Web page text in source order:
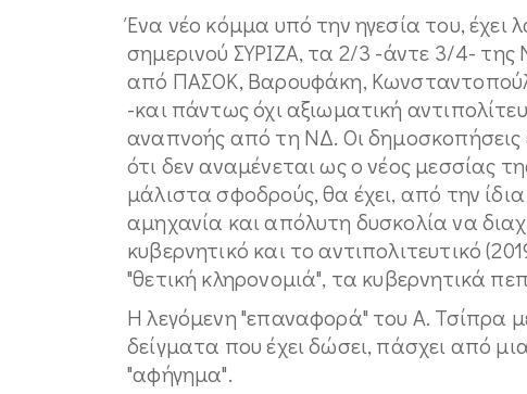
Ένα νέο κόμμα υπό την ηγεσία του, έχει
σημερινού ΣΥΡΙΖΑ, τα 2/3 -άντε 3/4-
από ΠΑΣΟΚ, Βαρουφάκη,
-και πάντως όχι αξιωματική
αναπνοής από τη ΝΔ. Οι δημοσκοπήσεις
ότι δεν αναμένεται ως ο νέος μεσσίας
μάλιστα σφοδρούς, θα έχει, από την
αμηχανία και απόλυτη δυσκολία να
κυβερνητικό και το αντιπολιτευτικό
"θετική κληρονομιά", τα κυβερνητικά
Η λεγόμενη "επαναφορά" του Α. Τσίπρα
δείγματα που έχει δώσει, πάσχει από
"αφήγημα".